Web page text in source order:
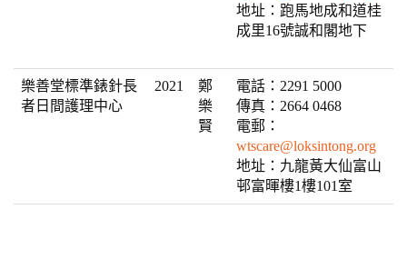
地址：跑馬地成和道桂
成里16號誠和閣地下
樂善堂標準錶針長
者日間護理中心
2021
鄭
樂
賢
電話：2291 5000
傳真：2664 0468
電郵：
wtscare@loksintong.org
地址：九龍黃大仙富山
邨富暉樓1樓101室